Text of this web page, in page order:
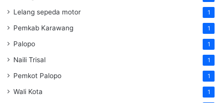
Lelang sepeda motor 1
Pemkab Karawang 1
Palopo 1
Naili Trisal 1
Pemkot Palopo 1
Wali Kota 1